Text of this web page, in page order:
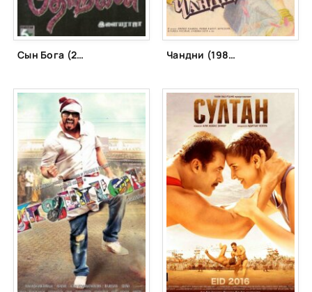
Сын Бога (2003) Чандни (1989)